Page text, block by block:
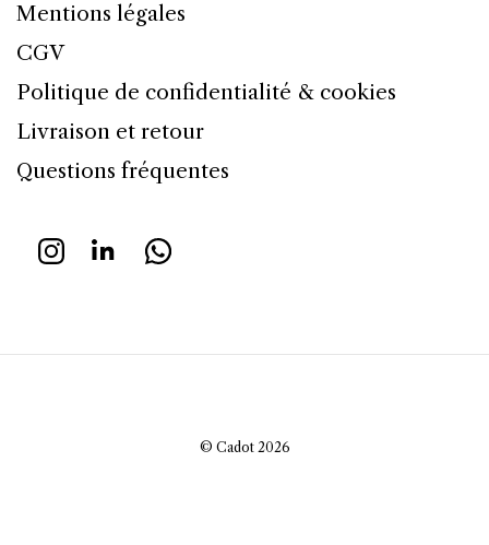
Mentions légales
CGV
Politique de confidentialité & cookies
Livraison et retour
Questions fréquentes
© Cadot 2026